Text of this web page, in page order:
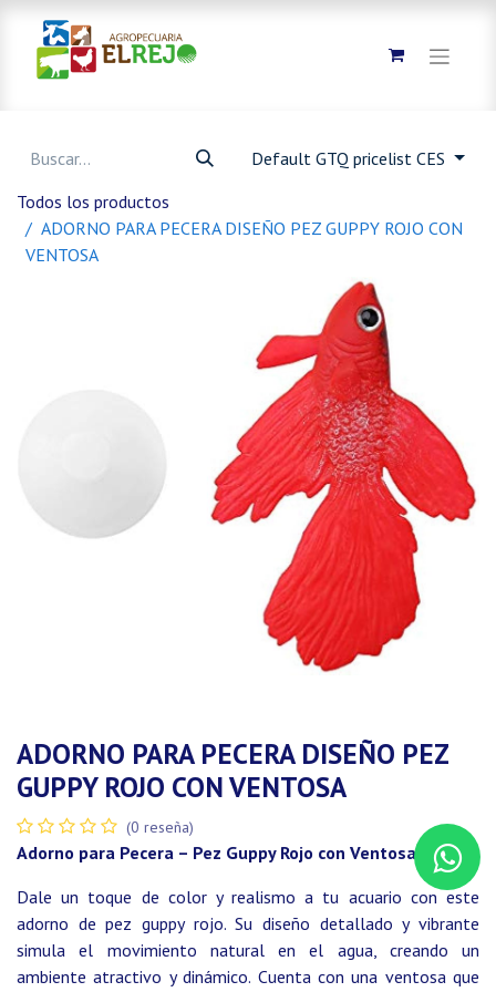
Default GTQ pricelist CES
Todos los productos
ADORNO PARA PECERA DISEÑO PEZ GUPPY ROJO CON
VENTOSA
ADORNO PARA PECERA DISEÑO PEZ
GUPPY ROJO CON VENTOSA
(0 reseña)
Adorno para Pecera – Pez Guppy Rojo con Ventosa
Dale un toque de color y realismo a tu acuario con este
adorno de pez guppy rojo. Su diseño detallado y vibrante
simula el movimiento natural en el agua, creando un
ambiente atractivo y dinámico. Cuenta con una ventosa que